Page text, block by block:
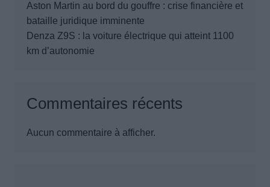
Aston Martin au bord du gouffre : crise financière et
bataille juridique imminente
Denza Z9S : la voiture électrique qui atteint 1100
km d’autonomie
Commentaires récents
Aucun commentaire à afficher.